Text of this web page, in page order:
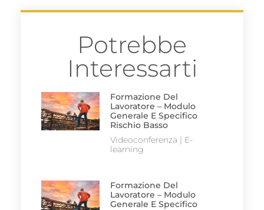
Potrebbe
Interessarti
Formazione Del
Lavoratore – Modulo
Generale E Specifico
Rischio Basso
Videoconferenza | E-
learning
Formazione Del
Lavoratore – Modulo
Generale E Specifico